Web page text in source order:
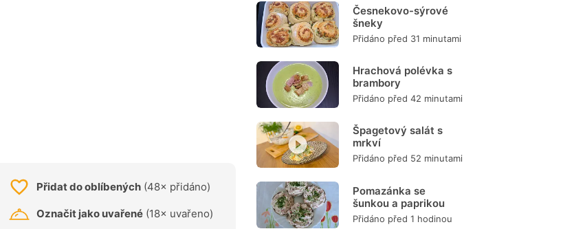
Přidat do oblíbených (48× přidáno)
Označit jako uvařené (18× uvařeno)
Česnekovo-sýrové
šneky
Přidáno před 31 minutami
Hrachová polévka s
brambory
Přidáno před 42 minutami
Špagetový salát s
mrkví
Přidáno před 52 minutami
Pomazánka se
šunkou a paprikou
Přidáno před 1 hodinou